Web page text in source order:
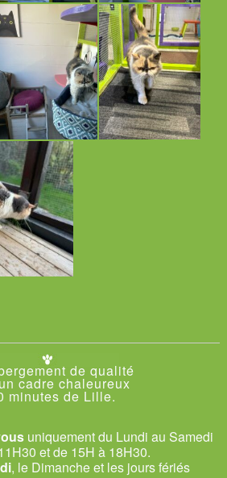
de qualité
cadre chaleureux
minutes de Lille.
uniquement du Lundi au Samedi
et de 15H à 18H30.
, le Dimanche et les jours fériés